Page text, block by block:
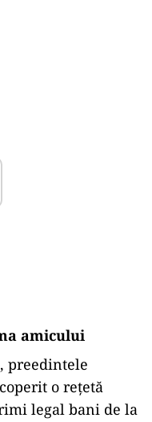
amicului
preedintele
o rețetă
legal bani de la